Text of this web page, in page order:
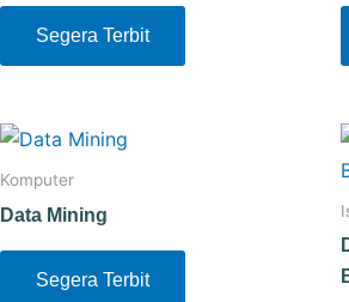
Segera Terbit
Komputer
Data Mining
Segera Terbit